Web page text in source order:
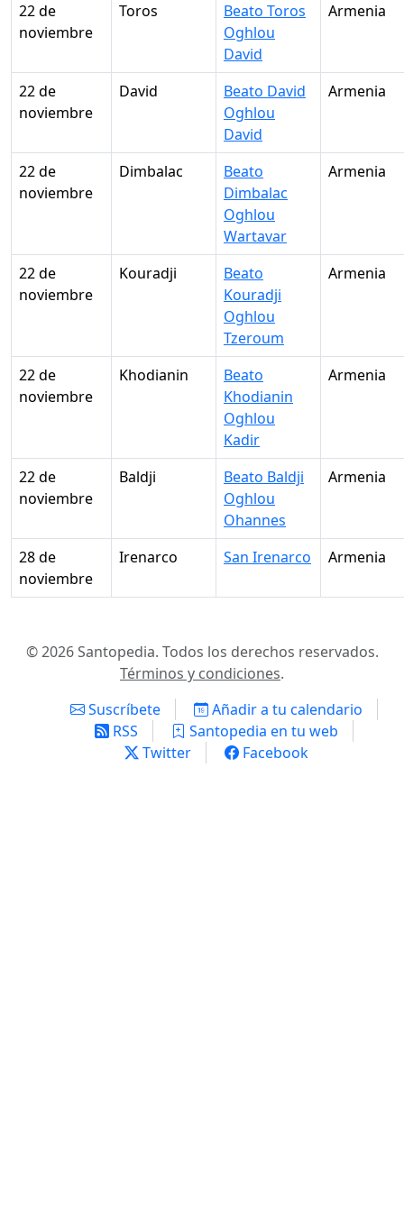
22 de
noviembre
Toros
Beato Toros
Oghlou
David
Armenia
22 de
noviembre
David
Beato David
Oghlou
David
Armenia
22 de
noviembre
Dimbalac
Beato
Dimbalac
Oghlou
Wartavar
Armenia
22 de
noviembre
Kouradji
Beato
Kouradji
Oghlou
Tzeroum
Armenia
22 de
noviembre
Khodianin
Beato
Khodianin
Oghlou
Kadir
Armenia
22 de
noviembre
Baldji
Beato Baldji
Oghlou
Ohannes
Armenia
28 de
noviembre
Irenarco San Irenarco Armenia
© 2026 Santopedia. Todos los derechos reservados.
Términos y condiciones.
Suscríbete
Añadir a tu calendario
RSS
Santopedia en tu web
Twitter
Facebook